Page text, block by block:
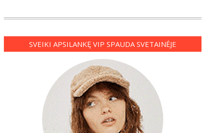
SVEIKI APSILANKĘ VIP SPAUDA SVETAINĖJE